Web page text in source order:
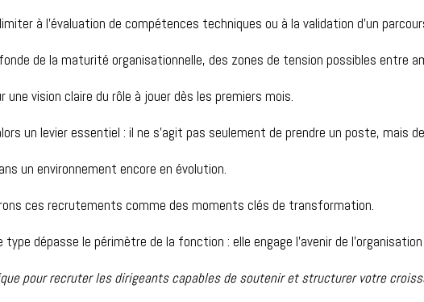
à l’évaluation de compétences techniques ou à la validation d’un
de la maturité organisationnelle, des zones de tension possibles entre
vision claire du rôle à jouer dès les premiers mois.
un levier essentiel : il ne s’agit pas seulement de prendre un poste, mais
un environnement encore en évolution.
ces recrutements comme des moments clés de transformation.
dépasse le périmètre de la fonction : elle engage l’avenir de
pour recruter les dirigeants capables de soutenir et structurer votre